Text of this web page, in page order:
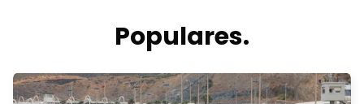
Populares.